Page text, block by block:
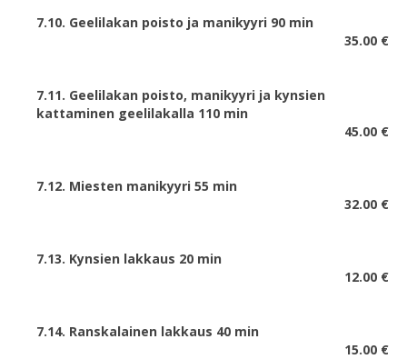
7.10. Geelilakan poisto ja manikyyri 90 min
35.00 €
7.11. Geelilakan poisto, manikyyri ja kynsien
kattaminen geelilakalla 110 min
45.00 €
7.12. Miesten manikyyri 55 min
32.00 €
7.13. Kynsien lakkaus 20 min
12.00 €
7.14. Ranskalainen lakkaus 40 min
15.00 €